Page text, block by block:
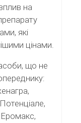
на
які
цінами.
що не